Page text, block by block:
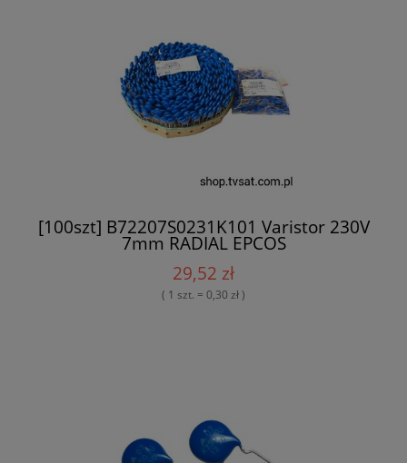
[100szt] B72207S0231K101 Varistor 230V
7mm RADIAL EPCOS
29,52 zł
( 1 szt. = 0,30 zł )